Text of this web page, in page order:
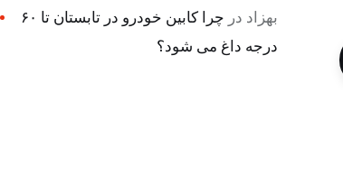
بهزاد در
چرا کابین خودرو در تابستان تا ۶۰
درجه داغ می شود؟